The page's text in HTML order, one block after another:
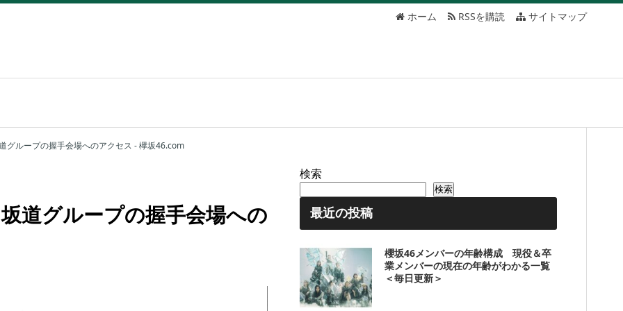
サイトマップ
RSSを購読
ホーム
グループの握手会場へのアクセス - 欅坂46.com
道グループの握手会場への
検索
検索
最近の投稿
櫻坂46メンバーの年齢構成 現役＆卒
業メンバーの現在の年齢がわかる一覧
＜毎日更新＞